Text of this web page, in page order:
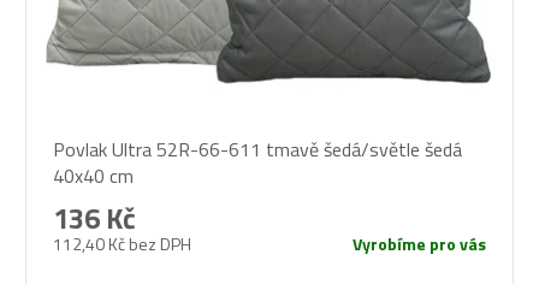
Povlak Ultra 52R-66-611 tmavě šedá/světle šedá
40x40 cm
112,40 Kč bez DPH
136 Kč
Vyrobíme pro vás